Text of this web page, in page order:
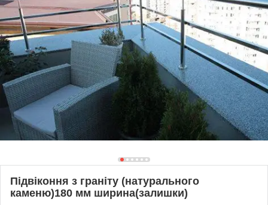
Підвіконня з граніту (натурального
каменю)180 мм ширина(залишки)